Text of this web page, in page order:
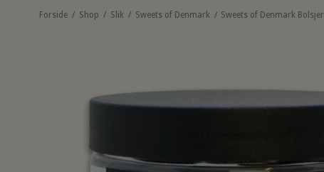
Forside / Shop / Slik / Sweets of Denmark / Sweets of Denmark Bolsjer